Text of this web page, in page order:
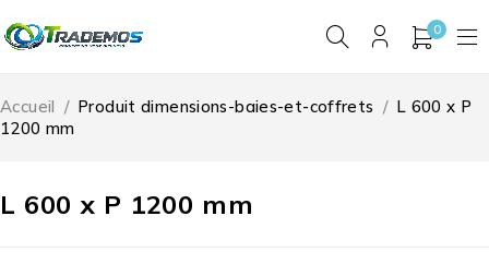
0
L 600 x P 1200 mm
Accueil / Produit dimensions-baies-et-coffrets / L 600 x P
1200 mm